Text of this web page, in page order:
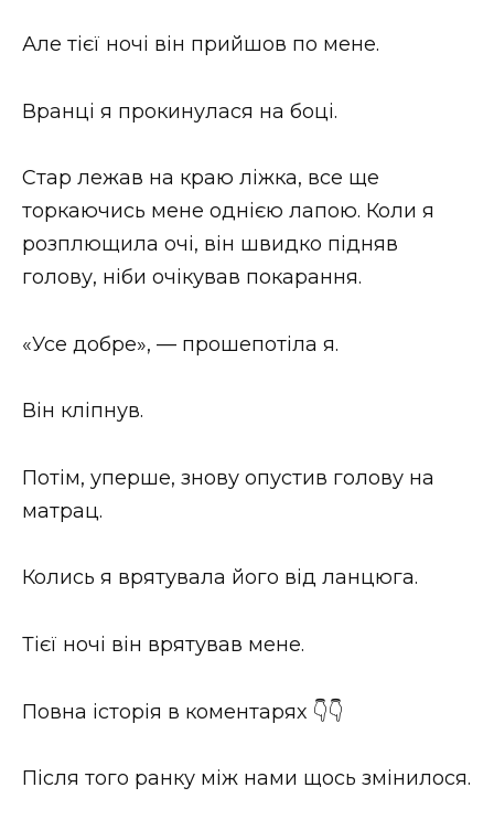
Але тієї ночі він прийшов по мене.
Вранці я прокинулася на боці.
Стар лежав на краю ліжка, все ще
торкаючись мене однією лапою. Коли я
розплющила очі, він швидко підняв
голову, ніби очікував покарання.
«Усе добре», — прошепотіла я.
Він кліпнув.
Потім, уперше, знову опустив голову на
матрац.
Колись я врятувала його від ланцюга.
Тієї ночі він врятував мене.
Повна історія в коментарях 👇👇
Після того ранку між нами щось змінилося.